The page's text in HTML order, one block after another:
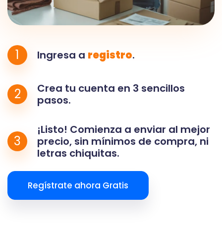
1 Ingresa a registro.
2
Crea tu cuenta en 3 sencillos
pasos.
3
¡Listo! Comienza a enviar al mejor
precio, sin mínimos de compra, ni
letras chiquitas.
Regístrate ahora Gratis